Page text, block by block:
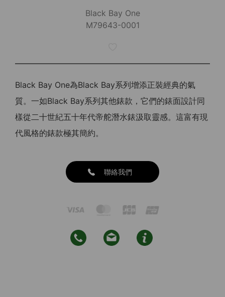
Black Bay One
M79643-0001
Black Bay One為Black Bay系列增添正裝經典的氣
質。一如Black Bay系列其他錶款，它們的錶面設計同
樣從二十世紀五十年代帝舵潛水錶汲取靈感。這富有現
代風格的錶款極其簡約。
聯絡我們